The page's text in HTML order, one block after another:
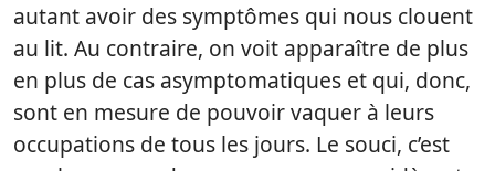
autant avoir des symptômes qui nous clouent
au lit. Au contraire, on voit apparaître de plus
en plus de cas asymptomatiques et qui, donc,
sont en mesure de pouvoir vaquer à leurs
occupations de tous les jours. Le souci, c’est